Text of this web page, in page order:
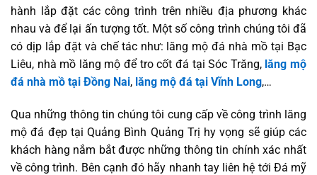
hành lắp đặt các công trình trên nhiều địa phương khác
nhau và để lại ấn tượng tốt. Một số công trình chúng tôi đã
có dịp lắp đặt và chế tác như: lăng mộ đá nhà mồ tại Bạc
Liêu, nhà mồ lăng mộ để tro cốt đá tại Sóc Trăng, lăng mộ
đá nhà mồ tại Đồng Nai, lăng mộ đá tại Vĩnh Long,…
Qua những thông tin chúng tôi cung cấp về công trình lăng
mộ đá đẹp tại Quảng Bình Quảng Trị hy vọng sẽ giúp các
khách hàng nắm bắt được những thông tin chính xác nhất
về công trình. Bên cạnh đó hãy nhanh tay liên hệ tới Đá mỹ